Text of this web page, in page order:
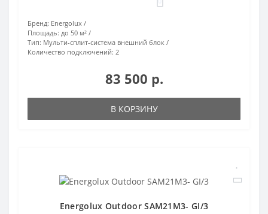
Бренд: Energolux
Площадь: до 50 м²
Тип: Мульти-сплит-система внешний блок
Количество подключений: 2
83 500 р.
В КОРЗИНУ
Energolux Outdoor SAM21M3- GI/3